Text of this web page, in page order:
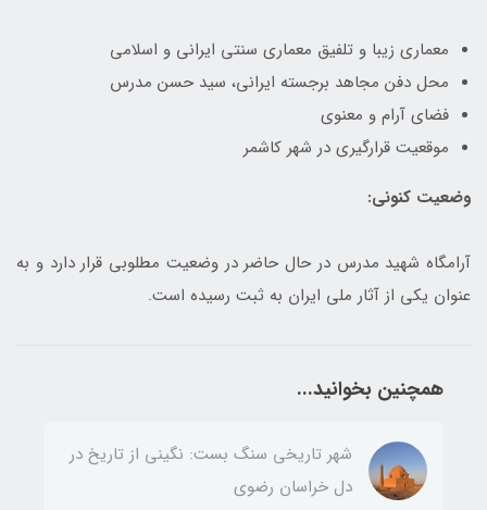
معماری زیبا و تلفیق معماری سنتی ایرانی و اسلامی
محل دفن مجاهد برجسته ایرانی، سید حسن مدرس
فضای آرام و معنوی
موقعیت قرارگیری در شهر کاشمر
وضعیت کنونی:
آرامگاه شهید مدرس در حال حاضر در وضعیت مطلوبی قرار دارد و به
عنوان یکی از آثار ملی ایران به ثبت رسیده است.
همچنین بخوانید...
شهر تاریخی سنگ بست: نگینی از تاریخ در
دل خراسان رضوی